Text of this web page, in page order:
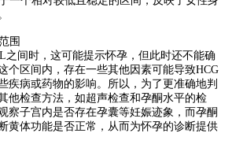
围
之间时，这可能提示怀孕，但此时还不能确
个区间内，存在一些其他因素可能导致HCG
疾病或药物的影响。所以，为了更准确地判
他检查方法，如超声检查和孕酮水平的检
察子宫内是否存在孕囊等妊娠迹象，而孕酮
黄体功能是否正常，从而为怀孕的诊断提供